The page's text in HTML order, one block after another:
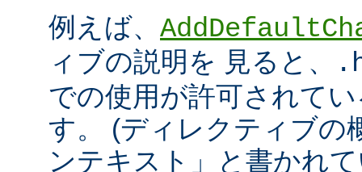
例えば、
ィブの説明を 見ると、
での使用が許可されて
す。 (ディレクティブの
ンテキスト」と書かれ